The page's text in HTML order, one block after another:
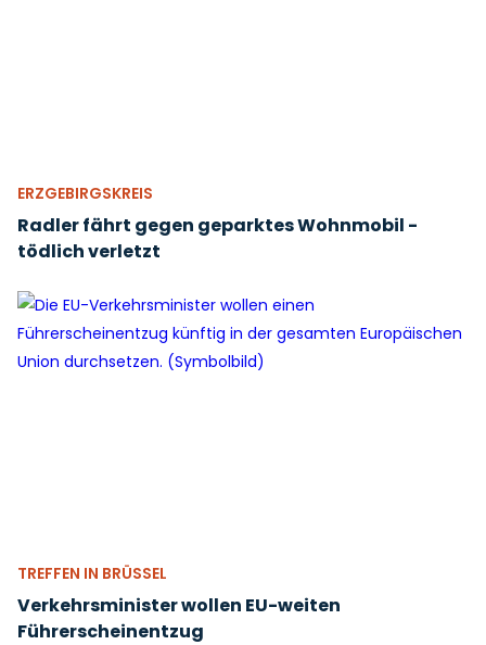
ERZGEBIRGSKREIS
Radler fährt gegen geparktes Wohnmobil -
tödlich verletzt
TREFFEN IN BRÜSSEL
Verkehrsminister wollen EU-weiten
Führerscheinentzug